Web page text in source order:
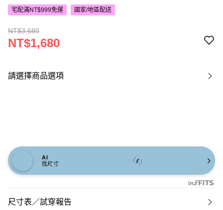
宅配滿NT$999免運 國家/地區配送
NT$3,680
NT$1,680
請選擇商品選項
AI
找尺寸
尺寸表／試穿報告